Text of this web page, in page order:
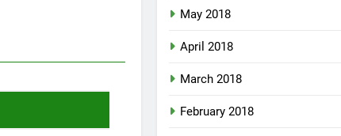
May 2018
April 2018
March 2018
February 2018